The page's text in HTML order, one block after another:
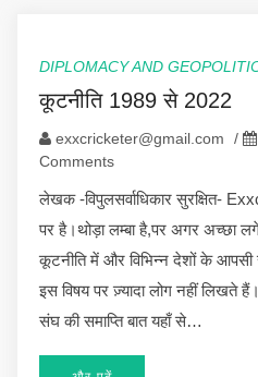
DIPLOMACY AND
कूटनीति 1989 से 2022
exxcricketer@gmail.com /
Comments
लेखक -विपुलसर्वाधिकार सुरक्षित-
पर है।थोड़ा लम्बा है,पर अगर अच्छा
कूटनीति में और विभिन्न देशों के आपसी
इस विषय पर ज़्यादा लोग नहीं लिखते
संघ की समाप्ति बात यहाँ से…